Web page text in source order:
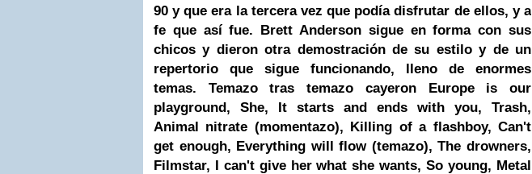
90 y que era la tercera vez que podía disfrutar de ellos, y a
fe que así fue. Brett Anderson sigue en forma con sus
chicos y dieron otra demostración de su estilo y de un
repertorio que sigue funcionando, lleno de enormes
temas. Temazo tras temazo cayeron Europe is our
playground, She, It starts and ends with you, Trash,
Animal nitrate (momentazo), Killing of a flashboy, Can't
get enough, Everything will flow (temazo), The drowners,
Filmstar, I can't give her what she wants, So young, Metal